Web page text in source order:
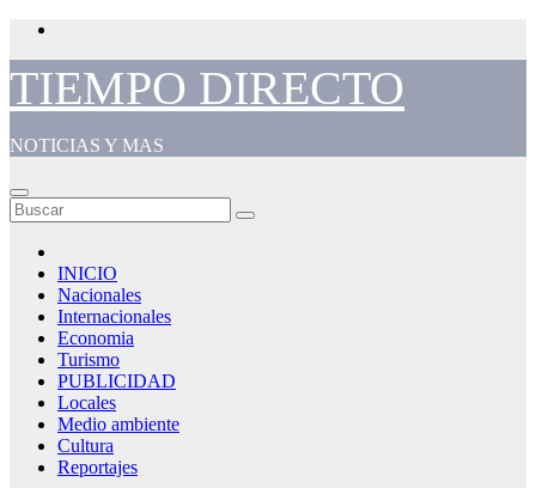
Saltar
contenido
TIEMPO DIRECTO
NOTICIAS Y MAS
INICIO
Nacionales
Internacionales
Economia
Turismo
PUBLICIDAD
Locales
Medio ambiente
Cultura
Reportajes